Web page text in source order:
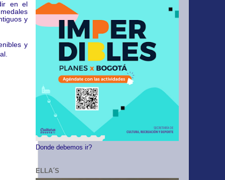
en el
y
y
Donde debemos ir?
ELLA´S